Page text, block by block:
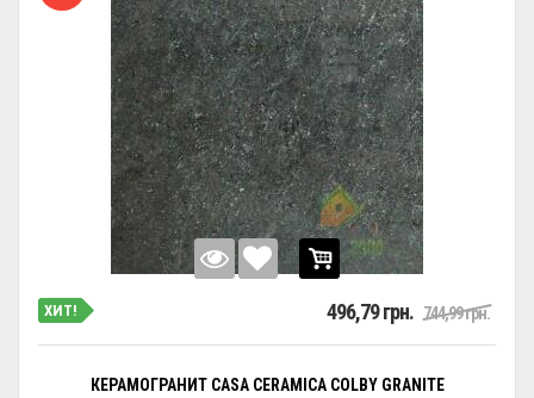
ХИТ! 496,79 грн. 744,99 грн.
КЕРАМОГРАНИТ CASA CERAMICA COLBY GRANITE